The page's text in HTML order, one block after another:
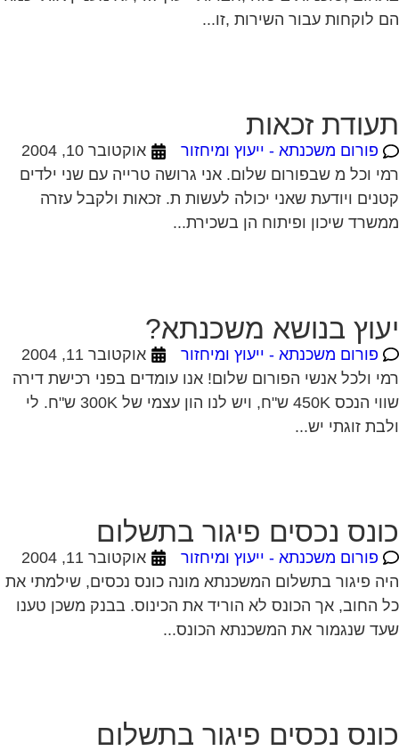
לוקחות עבור השירות ,זו...
זכאות
פורום משכנתא - ייעוץ ומיחזור
אוקטובר 10, 2004
וכל מ שבפורום שלום. אני גרושה טרייה עם שני ילדים
ויודעת שאני יכולה לעשות ת. זכאות ולקבל עזרה
שיכון ופיתוח הן בשכירת...
בנושא משכנתא?
פורום משכנתא - ייעוץ ומיחזור
אוקטובר 11, 2004
ולכל אנשי הפורום שלום! אנו עומדים בפני רכישת דירה
שווי הנכס 450K ש"ח, ויש לנו הון עצמי של 300K ש"ח. לי
זוגתי יש...
נכסים פיגור בתשלום
פורום משכנתא - ייעוץ ומיחזור
אוקטובר 11, 2004
פיגור בתשלום המשכנתא מונה כונס נכסים, שילמתי את
החוב, אך הכונס לא הוריד את הכינוס. בבנק משכן טענו
שנגמור את המשכנתא הכונס...
נכסים פיגור בתשלום